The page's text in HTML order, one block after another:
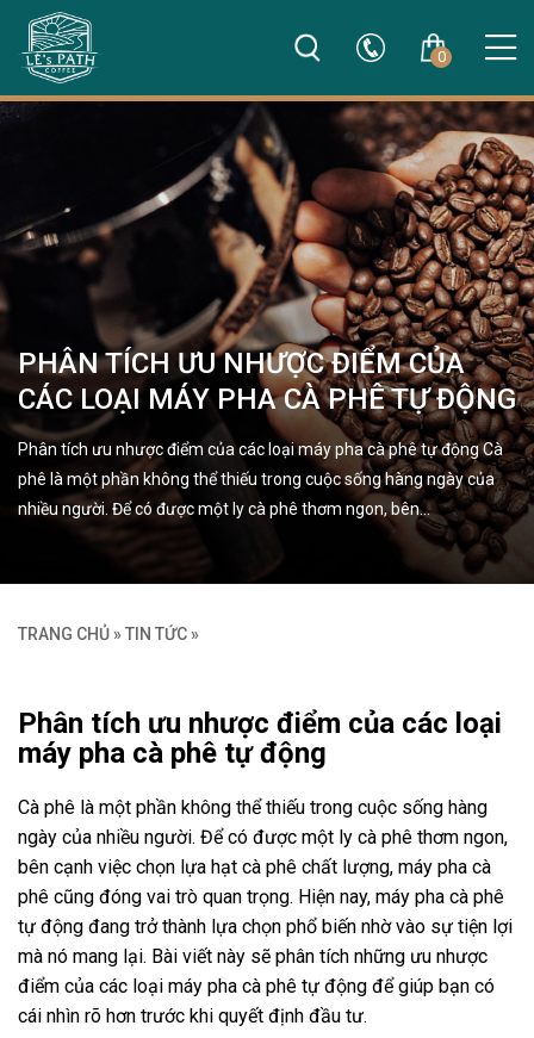
0
PHÂN TÍCH ƯU NHƯỢC ĐIỂM CỦA
CÁC LOẠI MÁY PHA CÀ PHÊ TỰ ĐỘNG
Phân tích ưu nhược điểm của các loại máy pha cà phê tự động Cà
phê là một phần không thể thiếu trong cuộc sống hàng ngày của
nhiều người. Để có được một ly cà phê thơm ngon, bên…
TRANG CHỦ » TIN TỨC »
Phân tích ưu nhược điểm của các loại
máy pha cà phê tự động
Cà phê là một phần không thể thiếu trong cuộc sống hàng
ngày của nhiều người. Để có được một ly cà phê thơm ngon,
bên cạnh việc chọn lựa hạt cà phê chất lượng, máy pha cà
phê cũng đóng vai trò quan trọng. Hiện nay, máy pha cà phê
tự động đang trở thành lựa chọn phổ biến nhờ vào sự tiện lợi
mà nó mang lại. Bài viết này sẽ phân tích những ưu nhược
điểm của các loại máy pha cà phê tự động để giúp bạn có
cái nhìn rõ hơn trước khi quyết định đầu tư.